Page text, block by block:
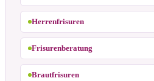
Herrenfrisuren
Frisurenberatung
Brautfrisuren